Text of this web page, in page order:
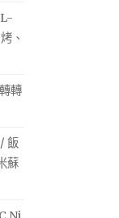
、
轉
飯
蘇